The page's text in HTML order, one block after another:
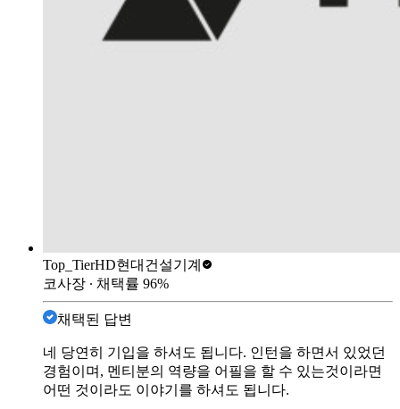
Top_TierHD현대건설기계
코사장 ∙ 채택률 96%
채택된 답변
네 당연히 기입을 하셔도 됩니다. 인턴을 하면서 있었던
경험이며, 멘티분의 역량을 어필을 할 수 있는것이라면
어떤 것이라도 이야기를 하셔도 됩니다.